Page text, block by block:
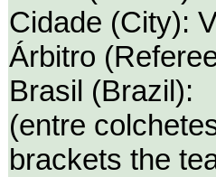
Cidade (City):
Árbitro
Brasil (Brazil):
(entre
brackets the